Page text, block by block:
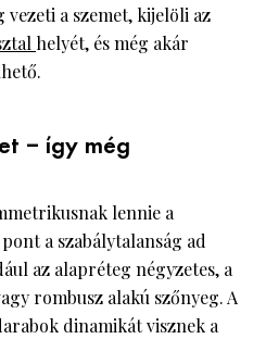
vezeti a szemet, kijelöli az
helyét, és még akár
– így még
lennie a
a szabálytalanság ad
az alapréteg négyzetes, a
rombusz alakú szőnyeg. A
dinamikát visznek a